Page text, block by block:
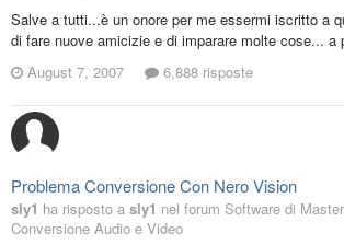
Salve a tutti...è un onore per me essermi iscritto a
di fare nuove amicizie e di imparare molte cose... a
August 7, 2007
6,888 risposte
Problema Conversione Con Nero Vision
sly1 ha risposto a sly1 nel forum Software di
Conversione Audio e Video